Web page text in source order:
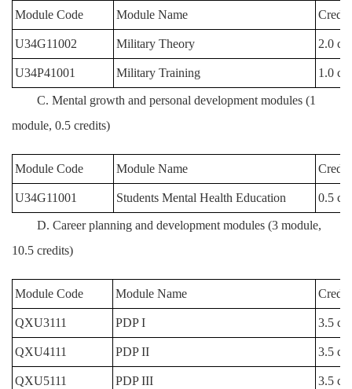
Module Code Module Name Credit
U34G11002 Military Theory 2.0
U34P41001 Military Training 1.0
C. Mental growth and personal development modules (1
module, 0.5 credits)
Module Code Module Name Credit
U34G11001 Students Mental Health Education 0.5
D. Career planning and development modules (3 module,
10.5 credits)
Module Code Module Name Credit
QXU3111 PDP I 3.5
QXU4111 PDP II 3.5
QXU5111 PDP III 3.5